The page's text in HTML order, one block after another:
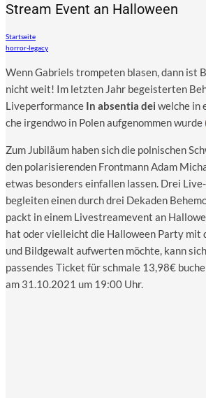
Stream Event an Halloween
Startseite
horror-legacy
Wenn Gabri­els trom­pe­ten bla­sen, dann ist
nicht weit! Im letz­ten Jahr begeis­ter­ten
Liv­e­per­for­mance In absen­tia dei wel­che in
che irgend­wo in Polen auf­ge­nom­men wur­de
Zum Jubi­lä­um haben sich die pol­ni­schen
den pola­ri­sie­ren­den Front­mann Adam
etwas beson­ders ein­fal­len las­sen. Drei
beglei­ten einen durch drei Deka­den
packt in einem Live­strea­me­vent an
hat oder viel­leicht die Hal­lo­ween Par­ty mit
und Bild­ge­walt auf­wer­ten möch­te, kann
pas­sen­des Ticket für schma­le 13,98€
am 31.10.2021 um 19:00 Uhr.